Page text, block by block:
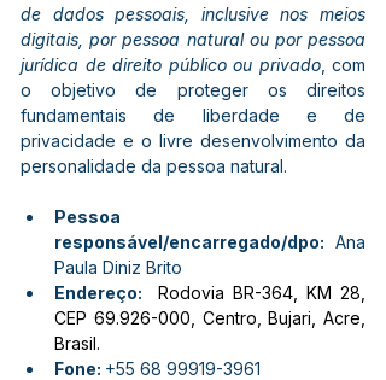
de dados pessoais, inclusive nos meios
digitais, por pessoa natural ou por pessoa
jurídica de direito público ou privado, com
o objetivo de proteger os direitos
fundamentais de liberdade e de
privacidade e o livre desenvolvimento da
personalidade da pessoa natural.
Pessoa
responsável/encarregado/dpo: Ana
Paula Diniz Brito
Endereço:
Rodovia BR-364, KM 28,
CEP 69.926-000, Centro, Bujari, Acre,
Brasil.
Fone: +55 68 99919-3961